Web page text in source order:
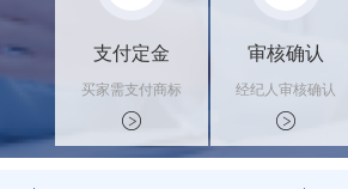
支付定金
买家需支付商标
标价的100%的
购买订金
审核确认
经纪人审核确认
商标状态